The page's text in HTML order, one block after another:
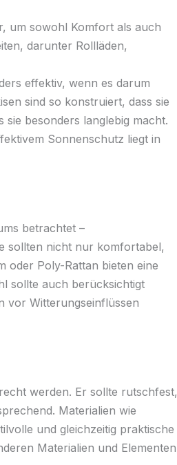
um sowohl Komfort als auch
darunter Rollläden,
effektiv, wenn es darum
sind so konstruiert, dass sie
besonders langlebig macht.
Sonnenschutz liegt in
betrachtet –
sollten nicht nur komfortabel,
oder Poly-Rattan bieten eine
sollte auch berücksichtigt
vor Witterungseinflüssen
werden. Er sollte rutschfest,
Materialien wie
und gleichzeitig praktische
Materialien und Elementen